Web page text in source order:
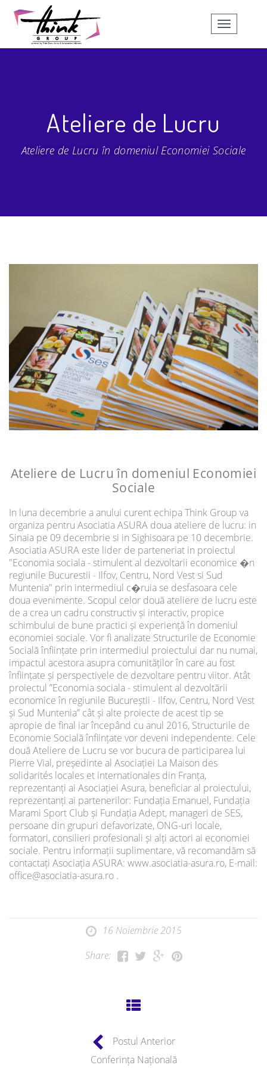
Ateliere de Lucru
Ateliere de Lucru în domeniul Economiei Sociale
Ateliere de Lucru în domeniul Economiei
Sociale
In luna decembrie a anului curent echipa Think Group va
organiza pentru Asociatia ASURA doua ateliere de lucru: in
Sinaia pe 09 decembrie si in Sighisoara pe 10 decembrie.
Asociatia ASURA este lider de parteneriat in proiectul
"Economia sociala - stimulent al dezvoltarii economice �n
regiunile Bucurestii - Ilfov, Centru, Nord Vest si Sud
Muntenia" prin intermediul c�ruia se desfasoara cele
doua evenimente. Scopul celor două ateliere de lucru este
de a crea un cadru constructiv și interactiv, propice
schimbului de bune practici și experiență în domeniul
economiei sociale. Vor fi analizate Structurile de Economie
Socială înființate prin intermediul proiectului dar nu numai,
impactul acestora asupra comunităților în care au fost
înființate și perspectivele de dezvoltare pentru viitor. Atât
proiectul ”Economia sociala - stimulent al dezvoltării
economice în regiunile Bucureștii - Ilfov, Centru, Nord Vest
și Sud Muntenia” cât și alte proiecte de acest tip se
apropie de final iar începând cu anul 2016, Structurile de
Economie Socială înființate vor deveni independente. Cele
două Ateliere de Lucru se vor bucura de participarea lui
Pierre Vial, președinte al Asociației La Maison des
solidarités locales et internationales din Franța,
reprezentanți ai Asociației Asura, beneficiar al proiectului,
reprezentanți ai partenerilor: Fundația Emanuel, Fundația
Marami Sport Club și Fundația Adept, manageri de SES,
persoane din grupuri defavorizate, ONG-uri locale,
formatori, consilieri profesionali și alți actori ai economiei
sociale. Pentru informații suplimentare, vă recomandăm să
contactați Asociația ASURA: www.asociatia-asura.ro, E-mail:
office@asociatia-asura.ro .
16 Noiembrie 2015
Share:
Postul Anterior
Conferința Națională